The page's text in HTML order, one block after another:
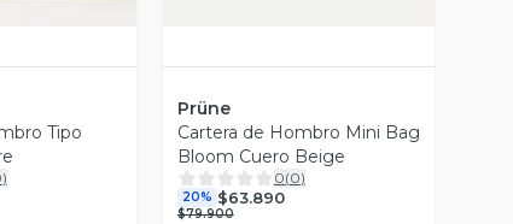
Tipo
)
Prüne
Cartera de Hombro Mini Bag
Bloom Cuero Beige
0(0)
20% $63.890
$79.900